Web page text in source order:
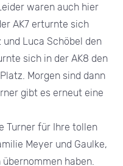
waren auch hier
AK7 erturnte sich
und Luca Schöbel den
sich in der AK8 den
Morgen sind dann
gibt es erneut eine
Turner für Ihre tollen
Meyer und Gaulke,
haben.